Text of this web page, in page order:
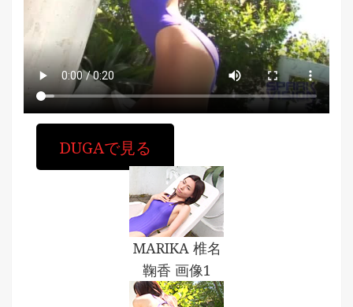
DUGAで見る
MARIKA 椎名
鞠香 画像1